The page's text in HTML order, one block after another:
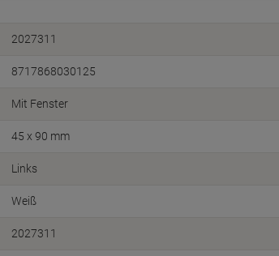
2027311
8717868030125
Mit Fenster
45 x 90 mm
Links
Weiß
2027311